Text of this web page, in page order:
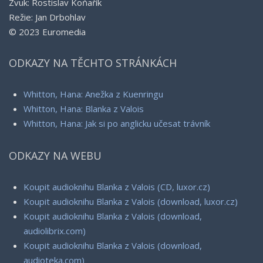
Režie: Jan Drbohlav
© 2023 Euromedia
ODKAZY NA TĚCHTO STRÁNKÁCH
Whitton, Hana: Anežka z Kuenringu
Whitton, Hana: Blanka z Valois
Whitton, Hana: Jak si po anglicku učesat trávník
ODKAZY NA WEBU
Koupit audioknihu Blanka z Valois (CD, luxor.cz)
Koupit audioknihu Blanka z Valois (download, luxor.cz)
Koupit audioknihu Blanka z Valois (download,
audiolibrix.com)
Koupit audioknihu Blanka z Valois (download,
audioteka.com)